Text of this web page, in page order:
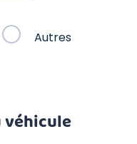
Autres
véhicule